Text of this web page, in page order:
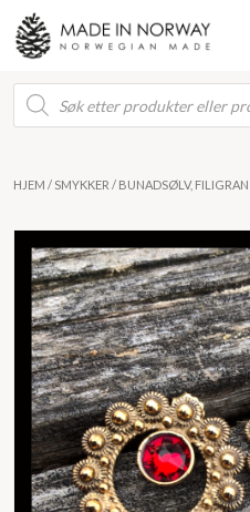
Products
search
HJEM / SMYKKER / BUNADSØLV, FILIGRAN